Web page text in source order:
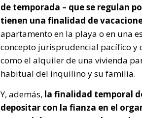
de temporada – que se regulan
tienen una finalidad de
apartamento en la playa o en una
concepto jurisprudencial pacífico
como el alquiler de una vivienda
habitual del inquilino y su familia.
Y, además, la finalidad temporal
depositar con la fianza en el